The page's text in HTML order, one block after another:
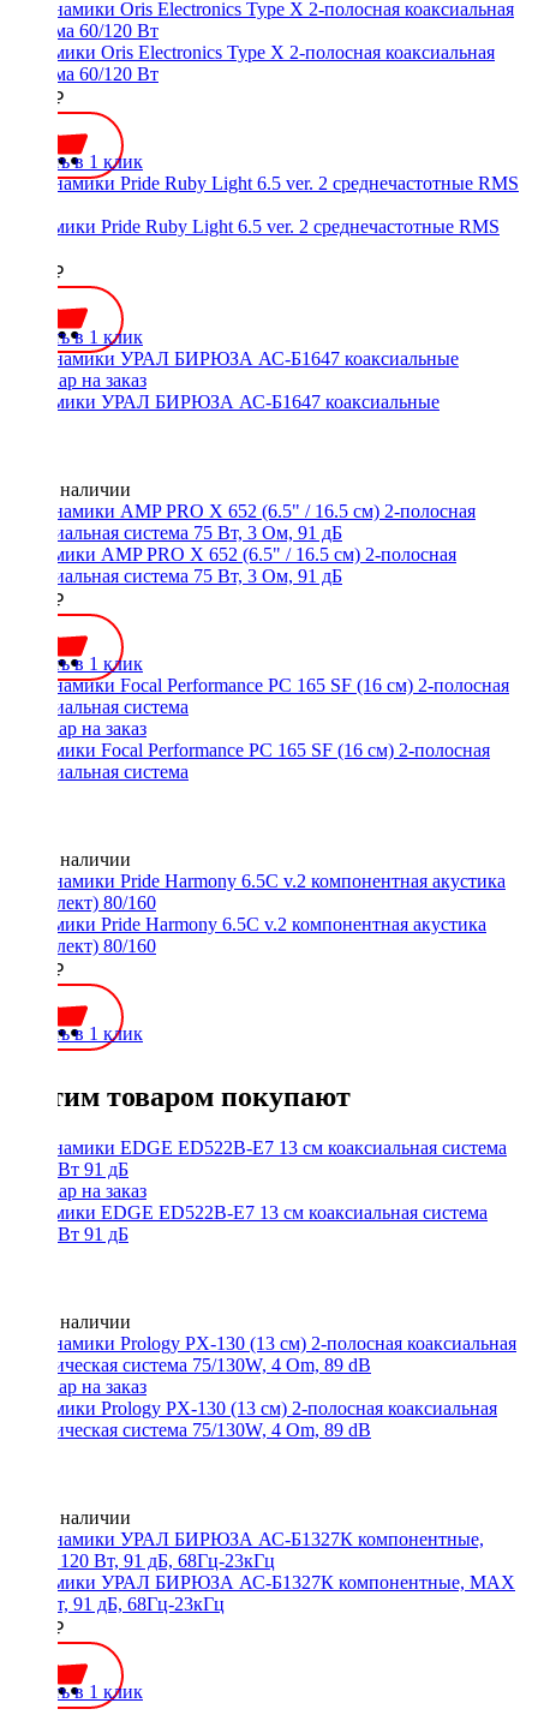
Динамики Oris Electronics Type X 2-полосная коаксиальная
система 60/120 Вт
7100 ₽
Купить в 1 клик
Динамики Pride Ruby Light 6.5 ver. 2 среднечастотные RMS
3500 ₽
Купить в 1 клик
Динамики УРАЛ БИРЮЗА АС-Б1647 коаксиальные
Нет в наличии
Динамики AMP PRO X 652 (6.5" / 16.5 см) 2-полосная
коаксиальная система 75 Вт, 3 Ом, 91 дБ
4300 ₽
Купить в 1 клик
Динамики Focal Performance PC 165 SF (16 см) 2-полосная
коаксиальная система
Нет в наличии
Динамики Pride Harmony 6.5C v.2 компонентная акустика
(комплект) 80/160
7800 ₽
Купить в 1 клик
С этим товаром покупают
Динамики EDGE ED522B-E7 13 см коаксиальная система
25/50 Вт 91 дБ
Нет в наличии
Динамики Prology PX-130 (13 см) 2-полосная коаксиальная
акустическая система 75/130W, 4 Om, 89 dB
Нет в наличии
Динамики УРАЛ БИРЮЗА АС-Б1327К компонентные, MAX
120 Вт, 91 дБ, 68Гц-23кГц
4390 ₽
Купить в 1 клик